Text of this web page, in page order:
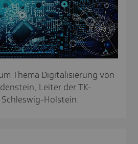
Thema Digitalisierung von
Leiter der TK-
Holstein.